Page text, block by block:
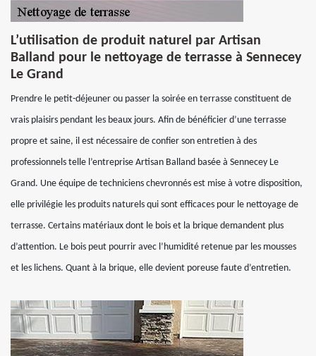
L’utilisation de produit naturel par Artisan
Balland pour le nettoyage de terrasse à Sennecey
Le Grand
Prendre le petit-déjeuner ou passer la soirée en terrasse constituent de
vrais plaisirs pendant les beaux jours. Afin de bénéficier d’une terrasse
propre et saine, il est nécessaire de confier son entretien à des
professionnels telle l’entreprise Artisan Balland basée à Sennecey Le
Grand. Une équipe de techniciens chevronnés est mise à votre disposition,
elle privilégie les produits naturels qui sont efficaces pour le nettoyage de
terrasse. Certains matériaux dont le bois et la brique demandent plus
d’attention. Le bois peut pourrir avec l’humidité retenue par les mousses
et les lichens. Quant à la brique, elle devient poreuse faute d’entretien.